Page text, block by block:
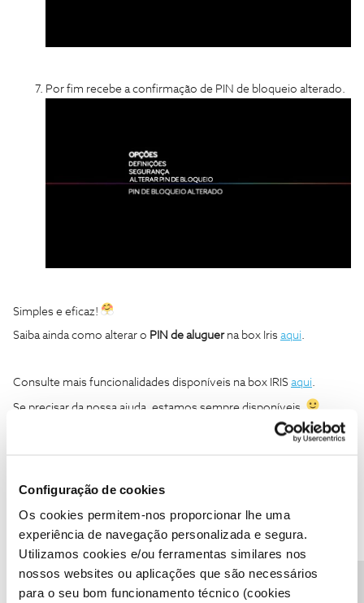
Configuração de cookies
Os cookies permitem-nos proporcionar lhe uma
experiência de navegação personalizada e segura.
Utilizamos cookies e/ou ferramentas similares nos
nossos websites ou aplicações que são necessários
para o seu bom funcionamento técnico (cookies
Por fim recebe a confirmação de PIN de bloqueio alterado.
Simples e eficaz!
Saiba ainda como alterar o PIN de aluguerna box Iris aqui.
Consulte mais funcionalidades disponíveis na box IRIS aqui.
Se precisar da nossa ajuda, estamos sempre disponíveis.
Siga os perfis da moderação, através da opção "Seguir", para estar
sempre a par das ultimas novidades.
IRIS configurar bloqueio
box iris PIN de bloqueio Alterar PIN